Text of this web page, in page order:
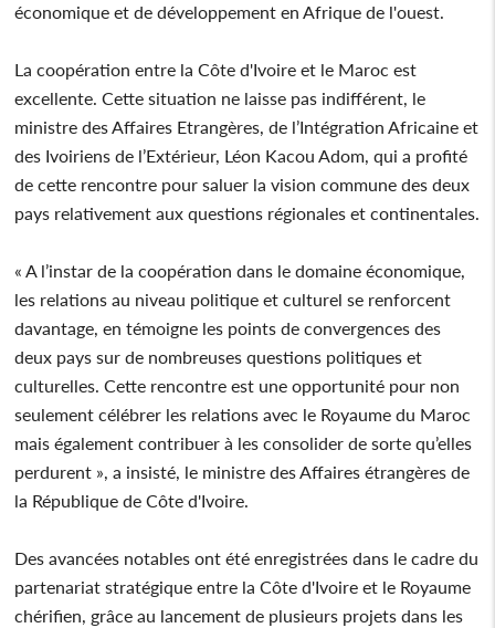
économique et de développement en Afrique de l'ouest.
La coopération entre la Côte d'Ivoire et le Maroc est
excellente. Cette situation ne laisse pas indifférent, le
ministre des Affaires Etrangères, de l’Intégration Africaine et
des Ivoiriens de l’Extérieur, Léon Kacou Adom, qui a profité
de cette rencontre pour saluer la vision commune des deux
pays relativement aux questions régionales et continentales.
« A l’instar de la coopération dans le domaine économique,
les relations au niveau politique et culturel se renforcent
davantage, en témoigne les points de convergences des
deux pays sur de nombreuses questions politiques et
culturelles. Cette rencontre est une opportunité pour non
seulement célébrer les relations avec le Royaume du Maroc
mais également contribuer à les consolider de sorte qu’elles
perdurent », a insisté, le ministre des Affaires étrangères de
la République de Côte d'Ivoire.
Des avancées notables ont été enregistrées dans le cadre du
partenariat stratégique entre la Côte d'Ivoire et le Royaume
chérifien, grâce au lancement de plusieurs projets dans les